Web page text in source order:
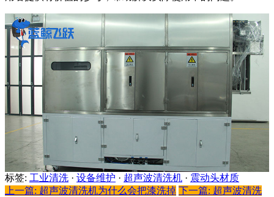
标签: 工业清洗 · 设备维护 · 超声波清洗机 · 震动头材质
上一篇: 超声波清洗机为什么会把漆洗掉 下一篇: 超声波清洗